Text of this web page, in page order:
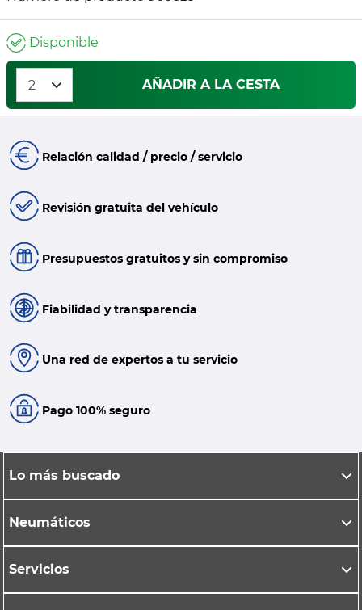
Disponible
AÑADIR A LA CESTA
Relación calidad / precio / servicio
Revisión gratuita del vehículo
Presupuestos gratuitos y sin compromiso
Fiabilidad y transparencia
Una red de expertos a tu servicio
Pago 100% seguro
Lo más buscado
Neumáticos
Servicios